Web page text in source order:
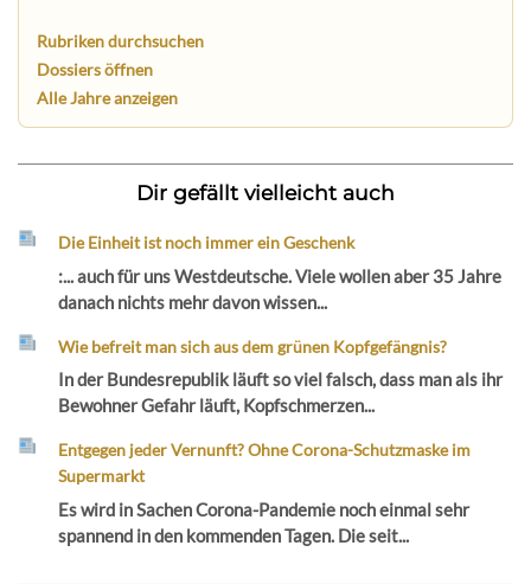
Rubriken durchsuchen
Dossiers öffnen
Alle Jahre anzeigen
Dir gefällt vielleicht auch
Die Einheit ist noch immer ein Geschenk
:... auch für uns Westdeutsche. Viele wollen aber 35 Jahre
danach nichts mehr davon wissen...
Wie befreit man sich aus dem grünen Kopfgefängnis?
In der Bundesrepublik läuft so viel falsch, dass man als ihr
Bewohner Gefahr läuft, Kopfschmerzen...
Entgegen jeder Vernunft? Ohne Corona-Schutzmaske im
Supermarkt
Es wird in Sachen Corona-Pandemie noch einmal sehr
spannend in den kommenden Tagen. Die seit...